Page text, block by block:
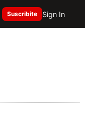
Suscribite Sign In